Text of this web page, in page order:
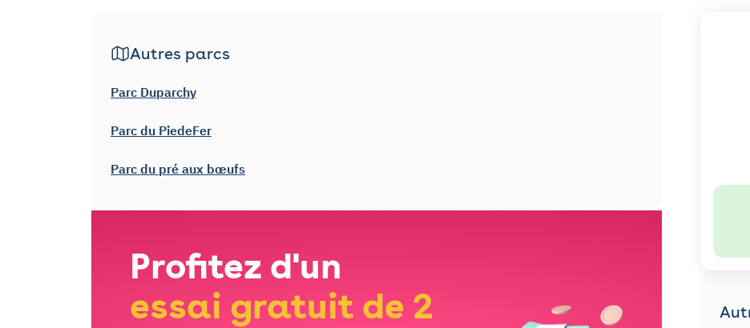
Autres parcs
Parc Duparchy
Parc du PiedeFer
Parc du pré aux bœufs
Profitez d'un
essai gratuit de 2